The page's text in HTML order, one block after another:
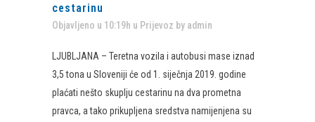
cestarinu
Objavljeno u 10:19h u Prijevoz by admin
LJUBLJANA – Teretna vozila i autobusi mase iznad
3,5 tona u Sloveniji će od 1. siječnja 2019. godine
plaćati nešto skuplju cestarinu na dva prometna
pravca, a tako prikupljena sredstva namijenjena su